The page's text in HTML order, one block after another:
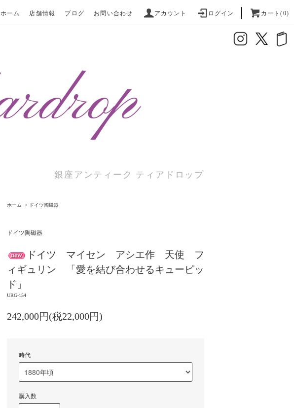
ホーム 店舗情報 ブログ お問い合わせ アカウント ログイン カート(0)
銀座アンティーク ティアドロップ
ホーム > ドイツ陶磁器
ドイツ陶磁器
ドイツ マイセン アシエ作 天使 フ
ィギュリン 「愛を結び合わせるキューピッ
ド」
URG-154
242,000円(税22,000円)
時代
購入数